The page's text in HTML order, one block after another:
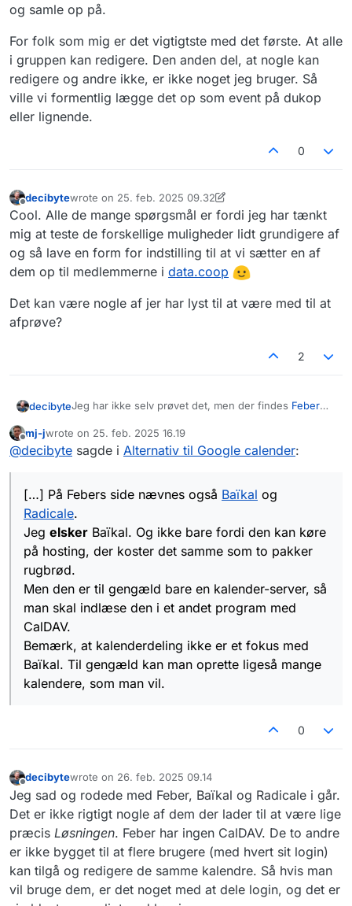
nok at den bare kan deles med andre? Og er det
redigere, andre kan kun læse?
og samle op på.
For folk som mig er det vigtigtste med det første. At alle
i gruppen kan redigere. Den anden del, at nogle kan
redigere og andre ikke, er ikke noget jeg bruger. Så
ville vi formentlig lægge det op som event på dukop
eller lignende.
0
Offline
decibytewrote on 25. feb. 2025 09.32
sidst redigeret af decibyte
Cool. Alle de mange spørgsmål er fordi jeg har tænkt
mig at teste de forskellige muligheder lidt grundigere af
og så lave en form for indstilling til at vi sætter en af
dem op til medlemmerne i data.coop
Det kan være nogle af jer har lyst til at være med til at
afprøve?
2
decibyteJeg har ikke selv prøvet det, men der findes Feber
og andre fælles resurser). På Febers side nævnes
ogsåBaïkalogRadicale.
Alle 3 kræver at man finder et sted at hoste det.
Måske det er noget vi kunne se på idata.coop
Offline
mj-jwrote on 25. feb. 2025 16.19
sidst redigeret af
@decibyte sagde i Alternativ til Google calender:
[…] På Febers side nævnes også Baïkal og
Radicale.
Jeg elsker Baïkal. Og ikke bare fordi den kan køre
på hosting, der koster det samme som to pakker
rugbrød.
Men den er til gengæld bare en kalender-server, så
man skal indlæse den i et andet program med
CalDAV.
Bemærk, at kalenderdeling ikke er et fokus med
Baïkal. Til gengæld kan man oprette ligeså mange
kalendere, som man vil.
0
decibytewrote on 26. feb. 2025 09.14
sidst redigeret af
Jeg sad og rodede med Feber, Baïkal og Radicale i går.
Det er ikke rigtigt nogle af dem der lader til at være lige
præcis Løsningen. Feber har ingen CalDAV. De to andre
er ikke bygget til at flere brugere (med hvert sit login)
kan tilgå og redigere de samme kalendre. Så hvis man
vil bruge dem, er det noget med at dele login, og det er